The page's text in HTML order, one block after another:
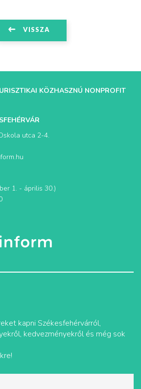
VISSZA
KÖZHASZNÚ NONPROFIT
utca 2-4.
1. - április 30.)
kapni Székesfehérvárról,
kedvezményekről és még sok